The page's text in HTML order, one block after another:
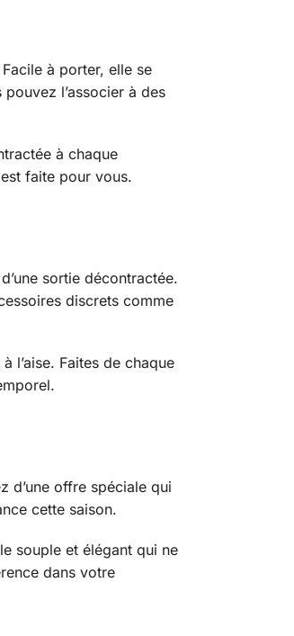
à porter, elle se
l’associer à des
à chaque
faite pour vous.
sortie décontractée.
discrets comme
l’aise. Faites de chaque
d’une offre spéciale qui
cette saison.
souple et élégant qui ne
dans votre